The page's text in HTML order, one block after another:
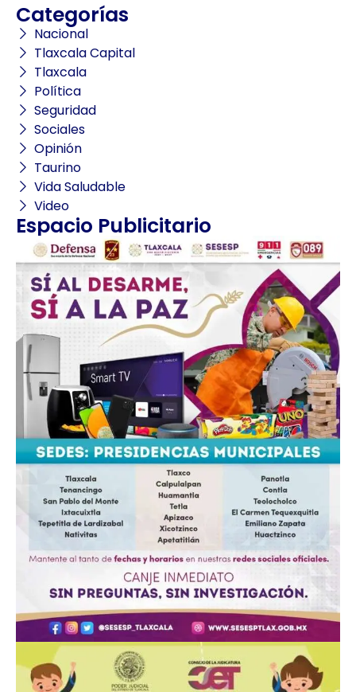
Categorías
Nacional
Tlaxcala Capital
Tlaxcala
Política
Seguridad
Sociales
Opinión
Taurino
Vida Saludable
Video
Espacio Publicitario